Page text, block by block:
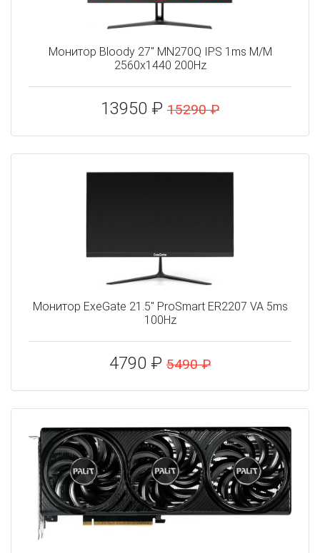
Монитор Bloody 27" MN270Q IPS 1ms M/M
2560x1440 200Hz
13950 ₽ 15290 ₽
Монитор ExeGate 21.5" ProSmart ER2207 VA 5ms
100Hz
4790 ₽ 5490 ₽